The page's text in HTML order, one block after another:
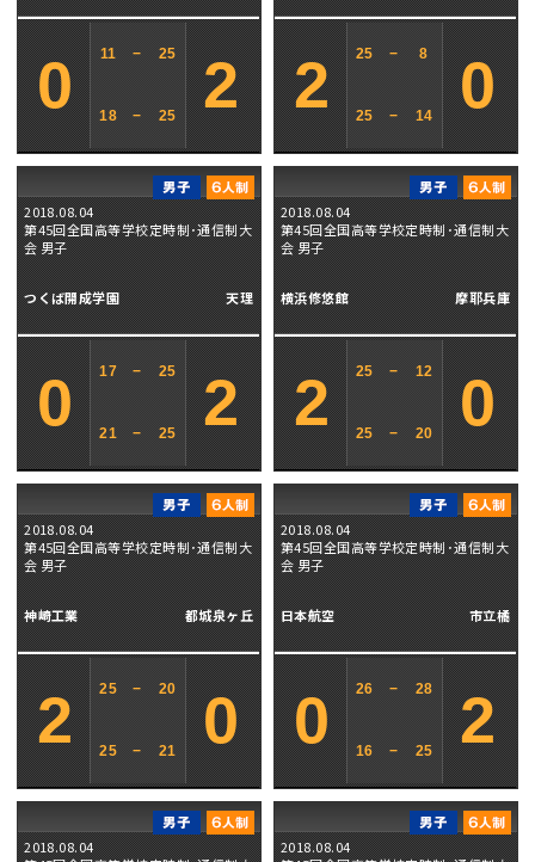
0 11 − 25
18 − 25 2 2 25 − 8
25 − 14 0
2018.08.04
第45回全国高等学校定時制･通信制大
会 男子
つくば開成学園 天理
0 17 − 25
21 − 25 2
2018.08.04
第45回全国高等学校定時制･通信制大
会 男子
横浜修悠館 摩耶兵庫
2 25 − 12
25 − 20 0
2018.08.04
第45回全国高等学校定時制･通信制大
会 男子
神崎工業 都城泉ヶ丘
2 25 − 20
25 − 21 0
2018.08.04
第45回全国高等学校定時制･通信制大
会 男子
日本航空 市立橘
0 26 − 28
16 − 25 2
2018.08.04
2018.08.04